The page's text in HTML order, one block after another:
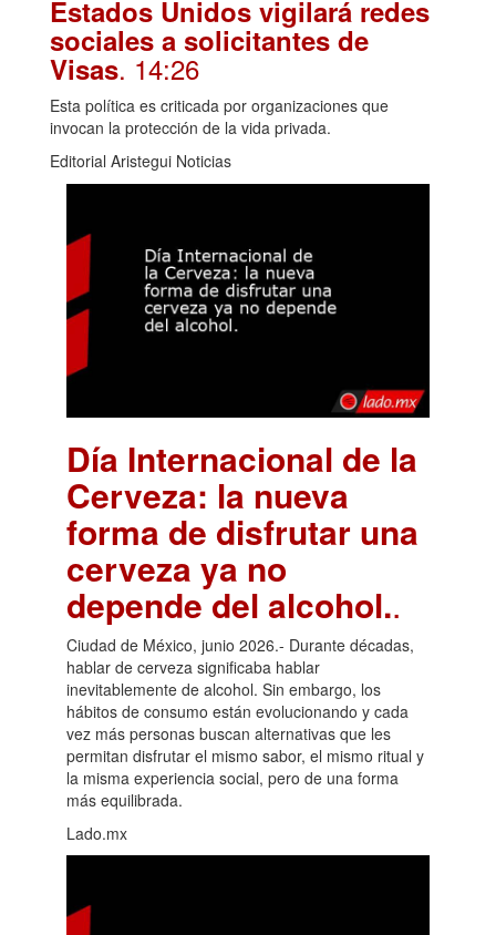
Estados Unidos vigilará redes
sociales a solicitantes de
Visas. 14:26
Esta política es criticada por organizaciones que
invocan la protección de la vida privada.
Editorial Aristegui Noticias
Día Internacional de la
Cerveza: la nueva
forma de disfrutar una
cerveza ya no
depende del alcohol..
Ciudad de México, junio 2026.- Durante décadas,
hablar de cerveza significaba hablar
inevitablemente de alcohol. Sin embargo, los
hábitos de consumo están evolucionando y cada
vez más personas buscan alternativas que les
permitan disfrutar el mismo sabor, el mismo ritual y
la misma experiencia social, pero de una forma
más equilibrada.
Lado.mx